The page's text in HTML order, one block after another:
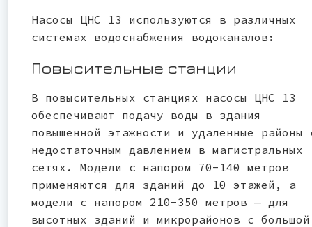
Насосы ЦНС 13 используются в различных
системах водоснабжения водоканалов:
Повысительные станции
В повысительных станциях насосы ЦНС 13
обеспечивают подачу воды в здания
повышенной этажности и удаленные районы
недостаточным давлением в магистральных
сетях. Модели с напором 70-140 метров
применяются для зданий до 10 этажей, а
модели с напором 210-350 метров — для
высотных зданий и микрорайонов с большой